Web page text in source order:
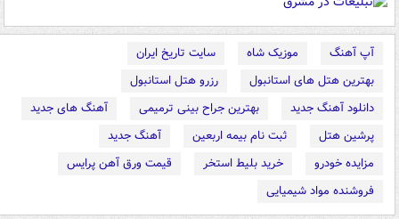
آپ آهنگ موزیک شاه
سایت تاریخ ایران
بهترین هتل های استانبول
رزرو هتل استانبول
دانلود آهنگ جدید
بهترین جراح بینی ترمیمی
آهنگ های جدید
پرشین هتل
ثبت نام بیمه اربعین
آهنگ جدید
مزایده خودرو
خرید بلیط استخر
قیمت ورق آهن پرایس
فروشنده مواد شیمیایی